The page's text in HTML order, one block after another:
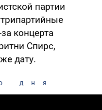
партии
концерта
Спирс,
дату.
дня